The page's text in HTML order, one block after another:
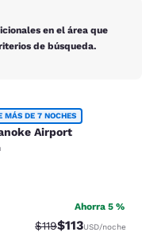
en el área que
de búsqueda.
Airport
MÁS DE 7 NOCHES
Airport
Excelente. 1156 reseñas
Ahorra 5 %
Precio tachado:
$119Precio con
$113USD/noche